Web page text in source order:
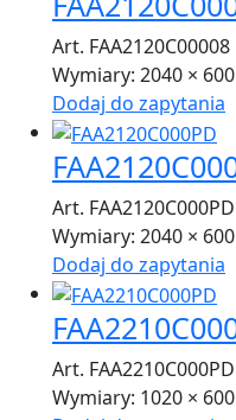
Art. FAA2120C00008
Wymiary: 2040 ×
Dodaj do zapytania
Art. FAA2120C000PD
Wymiary: 2040 ×
Dodaj do zapytania
Art. FAA2210C000PD
Wymiary: 1020 ×